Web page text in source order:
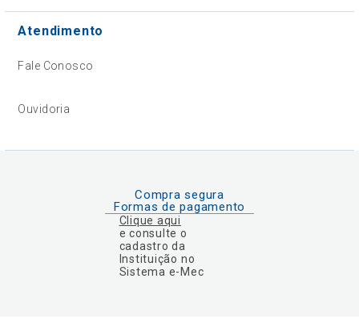
Atendimento
Fale Conosco
Ouvidoria
Compra segura
Formas de pagamento
Clique aqui
e consulte o
cadastro da
Instituição no
Sistema e-Mec